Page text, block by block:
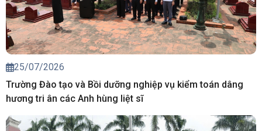
25/07/2026
Trường Đào tạo và Bồi dưỡng nghiệp vụ kiểm toán dâng
hương tri ân các Anh hùng liệt sĩ